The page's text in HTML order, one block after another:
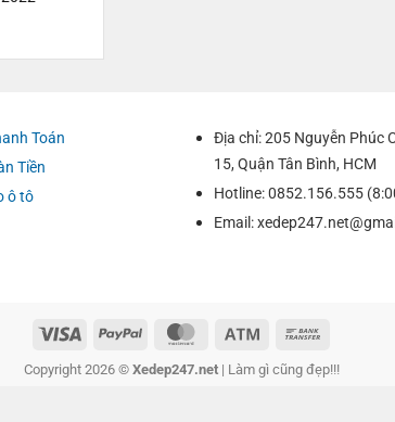
Toán
Tiền
ô tô
Địa chỉ: 205 Nguyễn Phúc
15, Quận Tân Bình, HCM
Hotline: 0852.156.555
Email:
Copyright 2026 © Xedep247.net| Làm gì cũng đẹp!!!